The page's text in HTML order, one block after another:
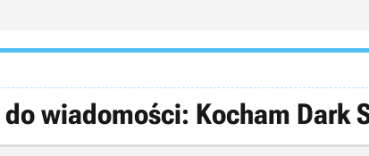
wiadomości: Kocham Dark